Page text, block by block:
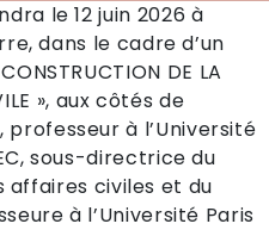
le 12 juin 2026 à
dans le cadre d’un
DE LA
», aux côtés de
professeur à l’Université
sous-directrice du
affaires civiles et du
à l’Université Paris